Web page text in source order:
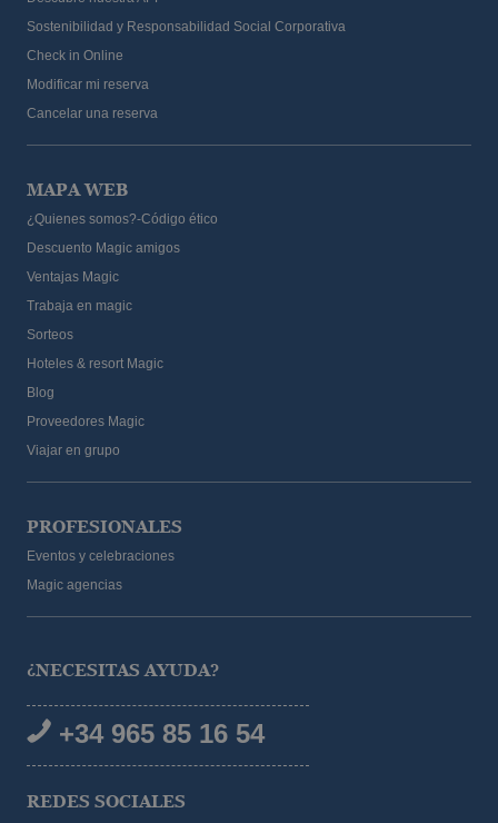
Sostenibilidad y Responsabilidad Social Corporativa
Check in Online
Modificar mi reserva
Cancelar una reserva
MAPA WEB
¿Quienes somos?-Código ético
Descuento Magic amigos
Ventajas Magic
Trabaja en magic
Sorteos
Hoteles & resort Magic
Blog
Proveedores Magic
Viajar en grupo
PROFESIONALES
Eventos y celebraciones
Magic agencias
¿NECESITAS AYUDA?
+34 965 85 16 54
REDES SOCIALES